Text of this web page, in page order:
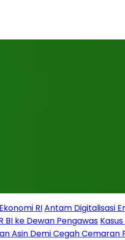
RIAntam Digitalisasi
BI ke Dewan Pengawas
Asin Demi Cegah Cemaran